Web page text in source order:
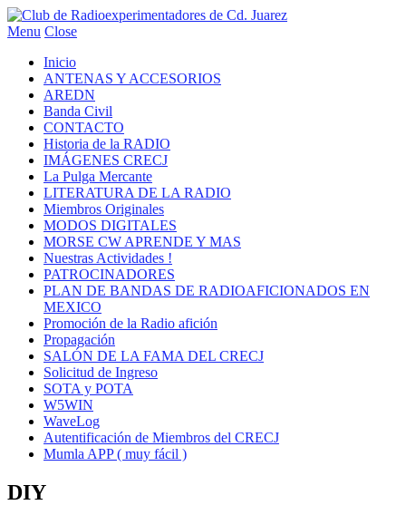
Menu Close
Inicio
ANTENAS Y ACCESORIOS
AREDN
Banda Civil
CONTACTO
Historia de la RADIO
IMÁGENES CRECJ
La Pulga Mercante
LITERATURA DE LA RADIO
Miembros Originales
MODOS DIGITALES
MORSE CW APRENDE Y MAS
Nuestras Actividades !
PATROCINADORES
PLAN DE BANDAS DE RADIOAFICIONADOS EN
MEXICO
Promoción de la Radio afición
Propagación
SALÓN DE LA FAMA DEL CRECJ
Solicitud de Ingreso
SOTA y POTA
W5WIN
WaveLog
Autentificación de Miembros del CRECJ
Mumla APP ( muy fácil )
DIY